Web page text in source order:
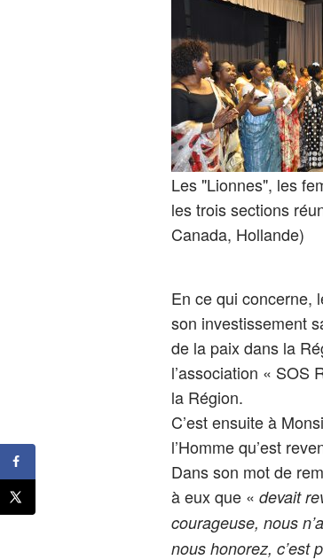
Les "Lionnes", les
les trois sections
Canada, Hollande)
En ce qui concerne,
son investissement
de la paix dans la
l’association « SOS
la Région.
C’est ensuite à
l’Homme qu’est
Dans son mot de
à eux que « devait
courageuse, nous
nous honorez, c’est